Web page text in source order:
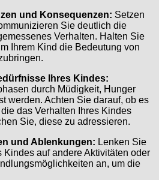
und Konsequenzen: Setzen
Sie deutlich die
Verhalten. Halten Sie
Ihrem Kind die Bedeutung von
Ihres Kindes:
durch Müdigkeit, Hunger
werden. Achten Sie darauf, ob es
das Verhalten Ihres Kindes
Sie, diese zu adressieren.
und Ablenkungen: Lenken Sie
Kindes auf andere Aktivitäten oder
an, um die